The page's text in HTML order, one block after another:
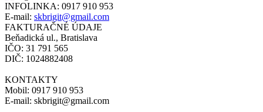
INFOLINKA: 0917 910 953
E-mail: skbrigit@gmail.com
FAKTURAČNÉ ÚDAJE
Beňadická ul., Bratislava
IČO: 31 791 565
DIČ: 1024882408
KONTAKTY
Mobil: 0917 910 953
E-mail: skbrigit@gmail.com